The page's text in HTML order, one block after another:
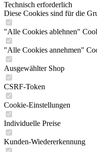
Technisch erforderlich
Diese Cookies sind für die
"Alle Cookies ablehnen"
"Alle Cookies annehmen"
Ausgewählter Shop
CSRF-Token
Cookie-Einstellungen
Individuelle Preise
Kunden-Wiedererkennung